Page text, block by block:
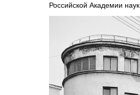
Российской Академии